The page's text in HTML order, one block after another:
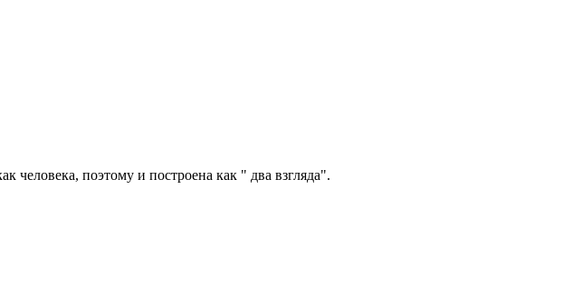
человека, поэтому и построена как " два взгляда".